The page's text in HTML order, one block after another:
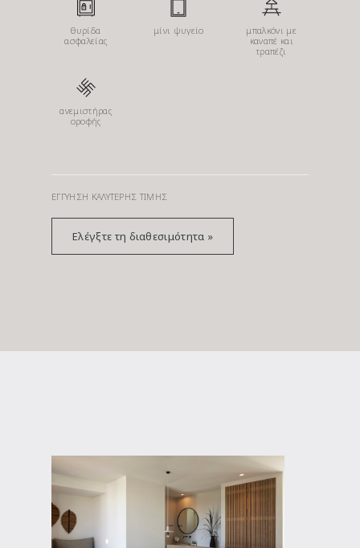
θυρίδα
ασφαλείας
μίνι ψυγείο
μπαλκόνι με
καναπέ και
τραπέζι
ανεμιστήρας
οροφής
ΕΓΓΎΗΣΗ ΚΑΛΎΤΕΡΗΣ ΤΙΜΉΣ
Ελέγξτε τη διαθεσιμότητα »